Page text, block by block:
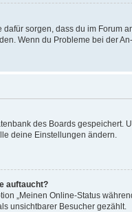
dafür sorgen, dass du im
Wenn du Probleme bei der
des Boards gespeichert.
deine Einstellungen ändern.
auftaucht?
„Meinen Online-Status
unsichtbarer Besucher gezählt.